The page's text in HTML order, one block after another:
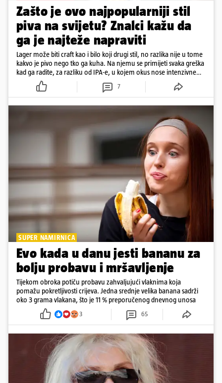
Zašto je ovo najpopularniji stil
piva na svijetu? Znalci kažu da
ga je najteže napraviti
Lager može biti craft kao i bilo koji drugi stil, no razlika nije u tome
kakvo je pivo nego tko ga kuha. Na njemu se primijeti svaka greška
kad ga radite, za razliku od IPA-e, u kojem okus nose intenzivne
7
SUPER NAMIRNICA
Evo kada u danu jesti bananu za
bolju probavu i mršavljenje
Tijekom obroka potiču probavu zahvaljujući vlaknima koja
pomažu pokretljivosti crijeva. Jedna srednje velika banana sadrži
oko 3 grama vlakana, što je 11 % preporučenog dnevnog unosa
3 65